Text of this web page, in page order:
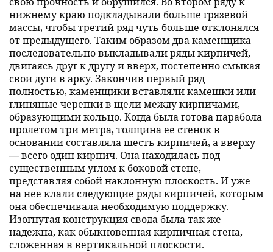
нижнему краю подкладывали больше грязевой
массы, чтобы третий ряд чуть больше отклонялся
от предыдущего. Таким образом два каменщика
последовательно выкладывали ряды кирпичей,
двигаясь друг к другу и вверх, постепенно смыкая
свои дуги в арку. Закончив первый ряд
полностью, каменщики вставляли камешки или
глиняные черепки в щели между кирпичами,
образующими кольцо. Когда была готова парабола
пролётом три метра, толщина её стенок в
основании составляла шесть кирпичей, а вверху
— всего один кирпич. Она находилась под
существенным углом к боковой стене,
представляя собой наклонную плоскость. И уже
на неё клали следующие ряды кирпичей, которым
она обеспечивала необходимую поддержку.
Изогнутая конструкция свода была так же
надёжна, как обыкновенная кирпичная стена,
сложенная в вертикальной плоскости.